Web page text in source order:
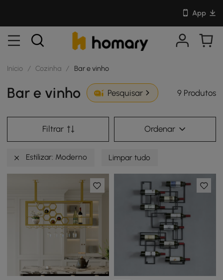
App
Início / Cozinha / Bar e vinho
Bar e vinho Pesquisar 9 Produtos
Filtrar Ordenar
Estilizar: Moderno Limpar tudo